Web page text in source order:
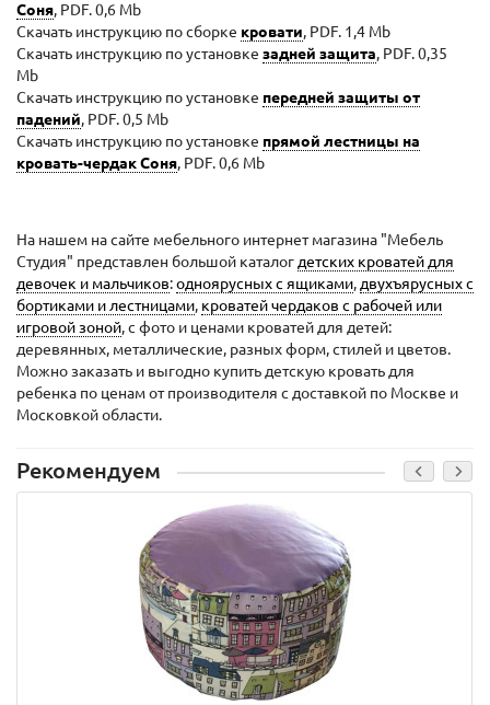
Соня, PDF. 0,6 Mb
Скачать инструкцию по сборке кровати, PDF. 1,4 Mb
Скачать инструкцию по установке задней защита, PDF. 0,35
Mb
Скачать инструкцию по установке передней защиты от
падений, PDF. 0,5 Mb
Скачать инструкцию по установке прямой лестницы на
кровать-чердак Соня, PDF. 0,6 Mb
На нашем на сайте мебельного интернет магазина "Мебель
Студия" представлен большой каталогдетских кроватей для
девочек и мальчиков:одноярусных с ящиками,двухъярусных с
бортиками и лестницами, кроватей чердаков с рабочей или
игровой зоной, с фото и ценами кроватей для детей:
деревянных, металлические, разных форм, стилей и цветов.
Можно заказать и выгодно купить детскую кровать для
ребенка по ценам от производителя с доставкой по Москве и
Московкой области.
Рекомендуем